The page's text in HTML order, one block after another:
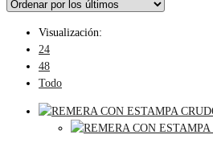
Visualización:
24
48
Todo